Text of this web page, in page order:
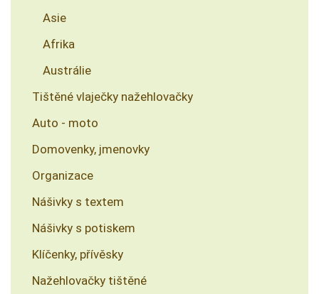
Asie
Afrika
Austrálie
Tištěné vlaječky nažehlovačky
Auto - moto
Domovenky, jmenovky
Organizace
Nášivky s textem
Nášivky s potiskem
Klíčenky, přívěsky
Nažehlovačky tištěné